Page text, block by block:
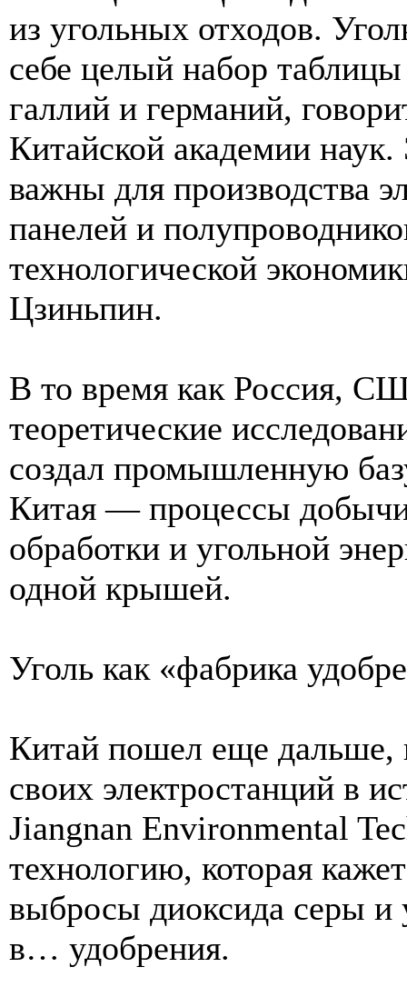
из угольных отходов.
себе целый набор
галлий и германий,
Китайской академии
важны для производства
панелей и
технологической
Цзиньпин.
В то время как Россия,
теоретические
создал промышленную
Китая — процессы
обработки и угольной
одной крышей.
Уголь как «фабрика
Китай пошел еще дальше,
своих электростанций в
Jiangnan Environmental
технологию, которая
выбросы диоксида серы и
в… удобрения.